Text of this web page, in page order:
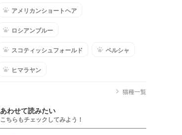
アメリカンショートヘア
ロシアンブルー
スコティッシュフォールド ペルシャ
ヒマラヤン
猫種一覧
あわせて読みたい
こちらもチェックしてみよう！